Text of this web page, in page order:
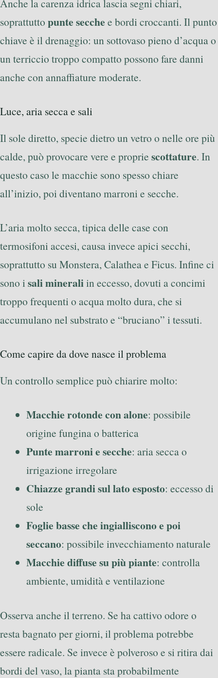
Anche la carenza idrica lascia segni chiari,
soprattutto punte secche e bordi croccanti. Il punto
chiave è il drenaggio: un sottovaso pieno d’acqua o
un terriccio troppo compatto possono fare danni
anche con annaffiature moderate.
Luce, aria secca e sali
Il sole diretto, specie dietro un vetro o nelle ore più
calde, può provocare vere e proprie scottature. In
questo caso le macchie sono spesso chiare
all’inizio, poi diventano marroni e secche.
L’aria molto secca, tipica delle case con
termosifoni accesi, causa invece apici secchi,
soprattutto su Monstera, Calathea e Ficus. Infine ci
sono isali mineraliin eccesso, dovuti a concimi
troppo frequenti o acqua molto dura, che si
accumulano nel substrato e “bruciano” i tessuti.
Come capire da dove nasce il problema
Un controllo semplice può chiarire molto:
Macchie rotonde con alone: possibile
origine fungina o batterica
Punte marroni e secche: aria secca o
irrigazione irregolare
Chiazze grandi sul lato esposto: eccesso di
sole
Foglie basse che ingialliscono e poi
seccano: possibile invecchiamento naturale
Macchie diffuse su più piante: controlla
ambiente, umidità e ventilazione
Osserva anche il terreno. Se ha cattivo odore o
resta bagnato per giorni, il problema potrebbe
essere radicale. Se invece è polveroso e si ritira dai
bordi del vaso, la pianta sta probabilmente